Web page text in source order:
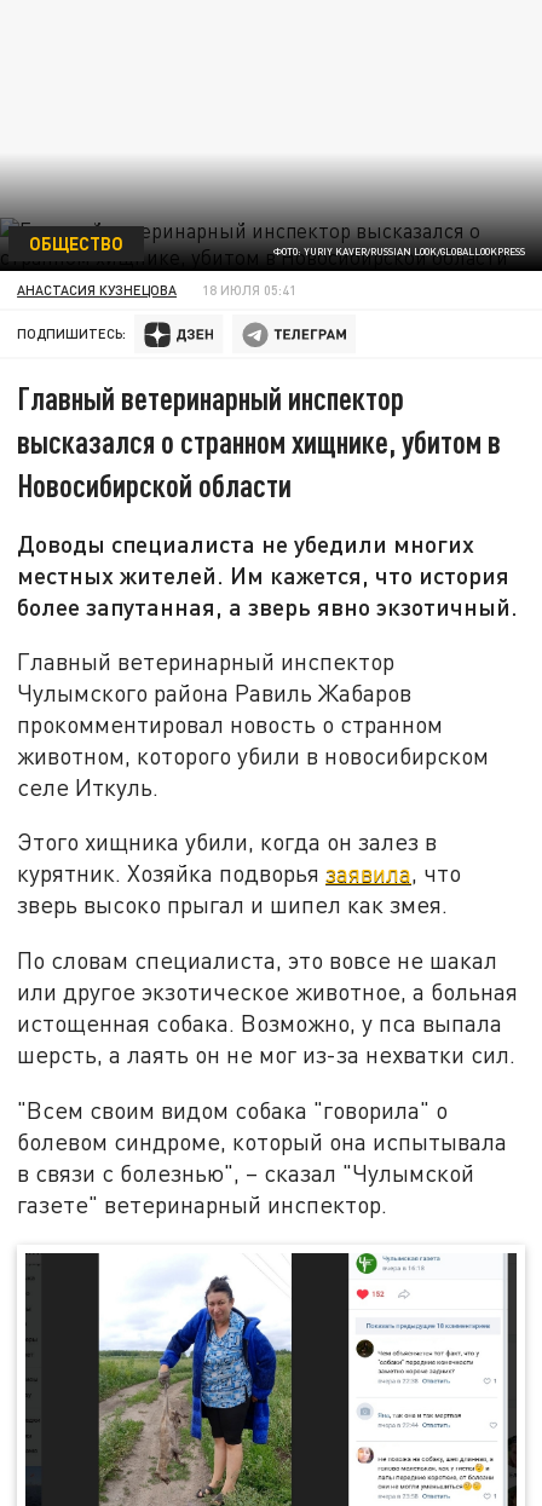
ФОТО: YURIY KAVER/RUSSIAN LOOK/GLOBALLOOKPRESS
ОБЩЕСТВО
АНАСТАСИЯ КУЗНЕЦОВА 18 ИЮЛЯ 05:41
ПОДПИШИТЕСЬ:
Главный ветеринарный инспектор
высказался о странном хищнике, убитом в
Новосибирской области
Доводы специалиста не убедили многих
местных жителей. Им кажется, что история
более запутанная, а зверь явно экзотичный.
Главный ветеринарный инспектор
Чулымского района Равиль Жабаров
прокомментировал новость о странном
животном, которого убили в новосибирском
селе Иткуль.
Этого хищника убили, когда он залез в
курятник. Хозяйка подворьязаявила, что
зверь высоко прыгал и шипел как змея.
По словам специалиста, это вовсе не шакал
или другое экзотическое животное, а больная
истощенная собака. Возможно, у пса выпала
шерсть, а лаять он не мог из-за нехватки сил.
"Всем своим видом собака "говорила" о
болевом синдроме, который она испытывала
в связи с болезнью", – сказал "Чулымской
газете" ветеринарный инспектор.